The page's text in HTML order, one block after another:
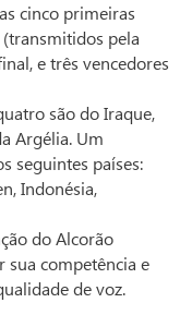
cinco primeiras
pela
e três vencedores
são do Iraque,
Argélia. Um
seguintes países:
Indonésia,
do Alcorão
sua competência e
de voz.